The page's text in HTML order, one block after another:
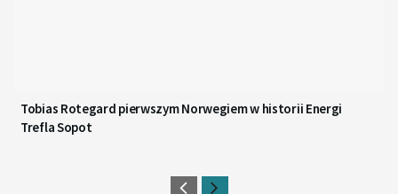
Tobias Rotegard pierwszym Norwegiem w historii Energi
Trefla Sopot